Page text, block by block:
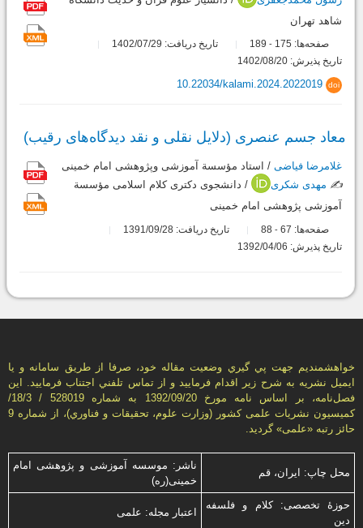
شاهد تهران
صفحه‌ها: 175
-
تاریخ دریافت: 1402/07/29
تاریخ پذیرش: 1402/08/20
doi
10.22034/kalami.2024.2022019
معاد ‌جسم عنصری (دلایل نقلی و نقد دیدگاه‌های رقیب)
غلامرضا فیاضی / استاد مؤسسة آموزشی وپژوهشی امام خمینی
✍️ مهدی شکری
/ دانشجوی دکتری کلام اسلامی مؤسسة
آموزشی پژوهشی امام خمینی
صفحه‌ها: 67
-
تاریخ دریافت: 1391/09/28
تاریخ پذیرش: 1392/04/06
خواهشمنديم جهت پي گيري وضعيت مقاله خود، صرفا از طريق سامانه و يا
ايميل نشريه به شرح زير اقدام فرماييد و از تماس تلفني اجتناب فرماييد. اين
فصل‌نامه، بر اساس نامه مورخ 1392/09/20 به شماره 528019 / 18/3/
كميسيون نشريات علمی كشور (وزارت علوم، تحقيقات و فناوري)، از شماره 9
حائز رتبه «علمی» گرديد.
محل چاپ: ایران، قم
ناشر: موسسه آموزشی و پژوهشی امام
خمینی(ره)
حوزۀ تخصصی: کلام و فلسفه
دین
اعتبار مجله: علمی